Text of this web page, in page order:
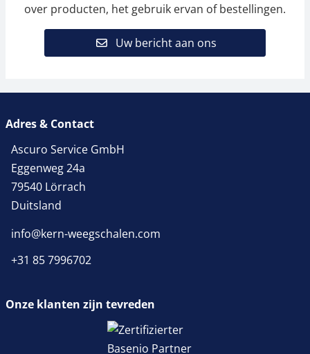
over producten, het gebruik ervan of bestellingen.
Uw bericht aan ons
Adres & Contact
Ascuro Service GmbH
Eggenweg 24a
79540 Lörrach
Duitsland
info@kern-weegschalen.com
+31 85 7996702
Onze klanten zijn tevreden